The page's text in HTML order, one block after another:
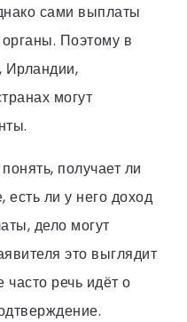
сами выплаты
Поэтому в
Ирландии,
могут
получает ли
есть ли у него доход
дело могут
это выглядит
часто речь идёт о